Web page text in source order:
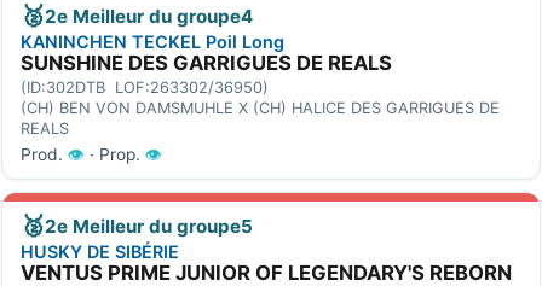
🥈2e Meilleur du groupe4
KANINCHEN TECKEL Poil Long
SUNSHINE DES GARRIGUES DE REALS
(ID:302DTB LOF:263302/36950)
(CH) BEN VON DAMSMUHLE X (CH) HALICE DES GARRIGUES DE
REALS
Prod. 👁 · Prop. 👁
🥈2e Meilleur du groupe5
HUSKY DE SIBÉRIE
VENTUS PRIME JUNIOR OF LEGENDARY'S REBORN